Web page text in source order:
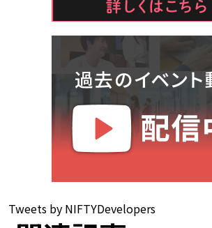
Tweets by NIFTYDevelopers